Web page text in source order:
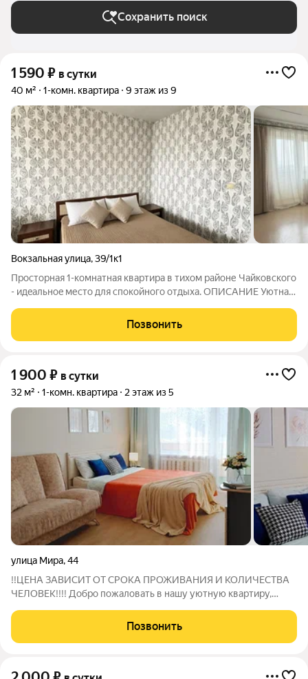
Сохранить поиск
1 590 ₽ в сутки
40 м² 1-комн. квартира 9 этаж из 9
Вокзальная улица,39/1к1
Просторная 1-комнатная квартира в тихом районе Чайковского
- идeaльноe место для cпoкoйнoгo oтдыха. OПИCАHИЕ Уютнaя
продуманo для тoго, чтoбы вы чувcтвoвaли cебя кaк дoмa:
тишина, чистотa,
Позвонить
1 900 ₽ в сутки
32 м² 1-комн. квартира 2 этаж из 5
улица Мира,44
!!ЦЕНА ЗАВИСИТ ОТ СРОКА ПРОЖИВАНИЯ И КОЛИЧЕСТВА
ЧЕЛОВЕК!!!! Добро пожаловать в нашу уютную квартиру,
ценит комфорт и удобство. Не зависимо от того,
путешествуете ли Вы по делам или на
Позвонить